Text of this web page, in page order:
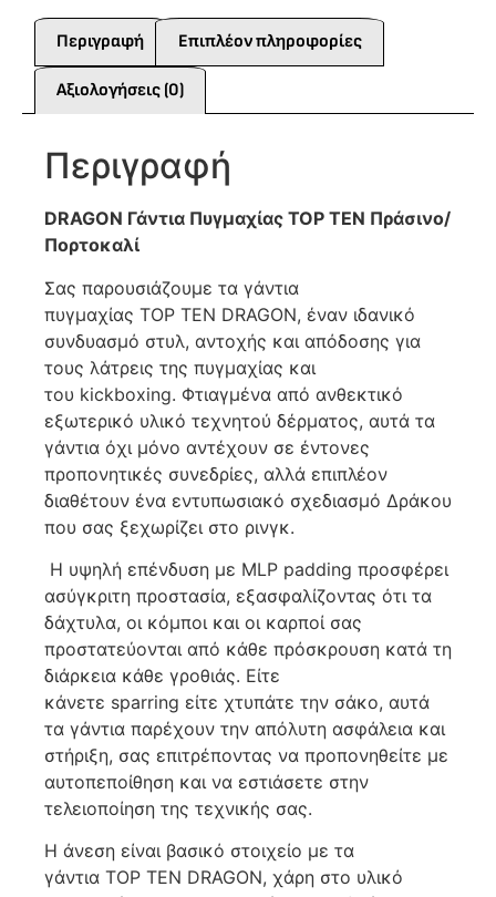
Περιγραφή Επιπλέον πληροφορίες
Αξιολογήσεις (0)
Περιγραφή
DRAGON Γάντια Πυγμαχίας TOP TEN Πράσινο/
Πορτοκαλί
Σας παρουσιάζουμε τα γάντια
πυγμαχίας TOP TEN DRAGON, έναν ιδανικό
συνδυασμό στυλ, αντοχής και απόδοσης για
τους λάτρεις της πυγμαχίας και
του kickboxing. Φτιαγμένα από ανθεκτικό
εξωτερικό υλικό τεχνητού δέρματος, αυτά τα
γάντια όχι μόνο αντέχουν σε έντονες
προπονητικές συνεδρίες, αλλά επιπλέον
διαθέτουν ένα εντυπωσιακό σχεδιασμό Δράκου
που σας ξεχωρίζει στο ρινγκ.
Η υψηλή επένδυση με MLP padding προσφέρει
ασύγκριτη προστασία, εξασφαλίζοντας ότι τα
δάχτυλα, οι κόμποι και οι καρποί σας
προστατεύονται από κάθε πρόσκρουση κατά τη
διάρκεια κάθε γροθιάς. Είτε
κάνετε sparring είτε χτυπάτε την σάκο, αυτά
τα γάντια παρέχουν την απόλυτη ασφάλεια και
στήριξη, σας επιτρέποντας να προπονηθείτε με
αυτοπεποίθηση και να εστιάσετε στην
τελειοποίηση της τεχνικής σας.
Η άνεση είναι βασικό στοιχείο με τα
γάντια TOP TEN DRAGON, χάρη στο υλικό